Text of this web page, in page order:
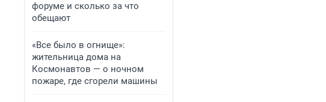
форуме и сколько за что
обещают
«Все было в огнище»:
жительница дома на
Космонавтов — о ночном
пожаре, где сгорели машины